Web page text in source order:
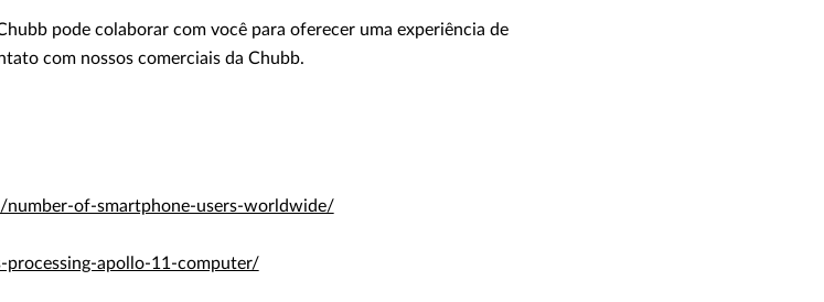
pode colaborar com você para oferecer uma experiência de
com nossos comerciais da Chubb.
of-smartphone-users-worldwide/
apollo-11-computer/